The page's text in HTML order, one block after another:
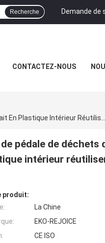
Demande de
Recherche
CONTACTEZ-NOUS
pédale de déchets
intérieur
produit:
La Chine
EKO-REJOICE
CE ISO